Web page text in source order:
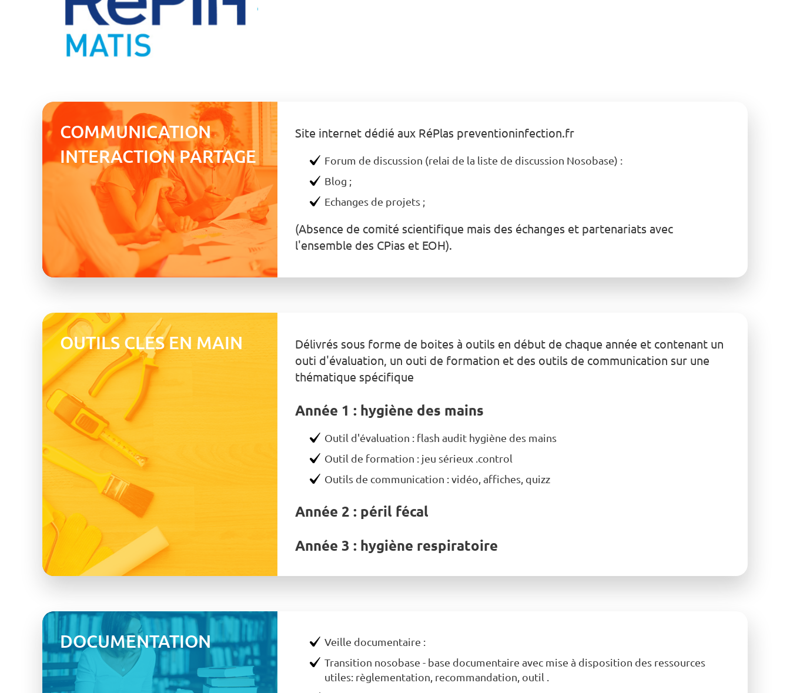
COMMUNICATION
INTERACTION PARTAGE
Site internet dédié aux RéPlas preventioninfection.fr
Forum de discussion (relai de la liste de discussion Nosobase) :
Blog ;
Echanges de projets ;
(Absence de comité scientifique mais des échanges et partenariats avec
l'ensemble des CPias et EOH).
OUTILS CLES EN MAIN
Délivrés sous forme de boites à outils en début de chaque année et contenant un
outi d'évaluation, un outi de formation et des outils de communication sur une
thématique spécifique
Année 1 : hygiène des mains
Outil d'évaluation : flash audit hygiène des mains
Outil de formation : jeu sérieux .control
Outils de communication : vidéo, affiches, quizz
Année 2 : péril fécal
Année 3 : hygiène respiratoire
DOCUMENTATION
Veille documentaire :
Transition nosobase - base documentaire avec mise à disposition des ressources
utiles: règlementation, recommandation, outil .